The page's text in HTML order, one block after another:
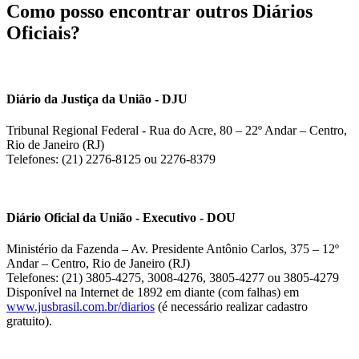
Como posso encontrar outros Diários
Oficiais?
Diário da Justiça da União - DJU
Tribunal Regional Federal - Rua do Acre, 80 – 22º Andar – Centro,
Rio de Janeiro (RJ)
Telefones: (21) 2276-8125 ou 2276-8379
Diário Oficial da União - Executivo - DOU
Ministério da Fazenda – Av. Presidente Antônio Carlos, 375 – 12º
Andar – Centro, Rio de Janeiro (RJ)
Telefones: (21) 3805-4275, 3008-4276, 3805-4277 ou 3805-4279
Disponível na Internet de 1892 em diante (com falhas) em
www.jusbrasil.com.br/diarios (é necessário realizar cadastro
gratuito).